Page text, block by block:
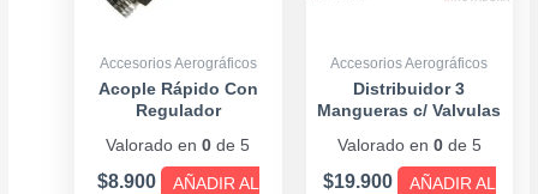
Accesorios Aerográficos
Acople Rápido Con
Regulador
Valorado en0 de 5
$8.900
AÑADIR AL
Accesorios Aerográficos
Distribuidor 3
Mangueras c/ Valvulas
Valorado en 0de 5
$19.900
AÑADIR AL